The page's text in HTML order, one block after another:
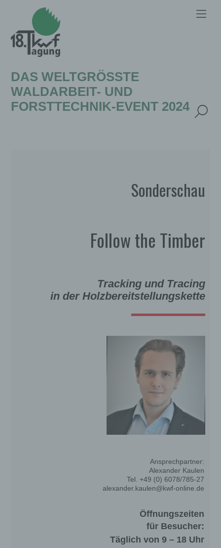
DAS WELTGRÖSSTE W
ALDARBEIT- UND F
ORSTTECHNIK-EVENT 2024
Sonderschau
Follow the Timber
Tracking und Tracing
in der Holzbereitstellungskette
Ansprechpartner:
Alexander Kaulen
Tel. +49 (0) 6078/785-27
alexander.kaulen@kwf-online.de
Öffnungszeiten
für Besucher:
Täglich von 9 – 18 Uhr